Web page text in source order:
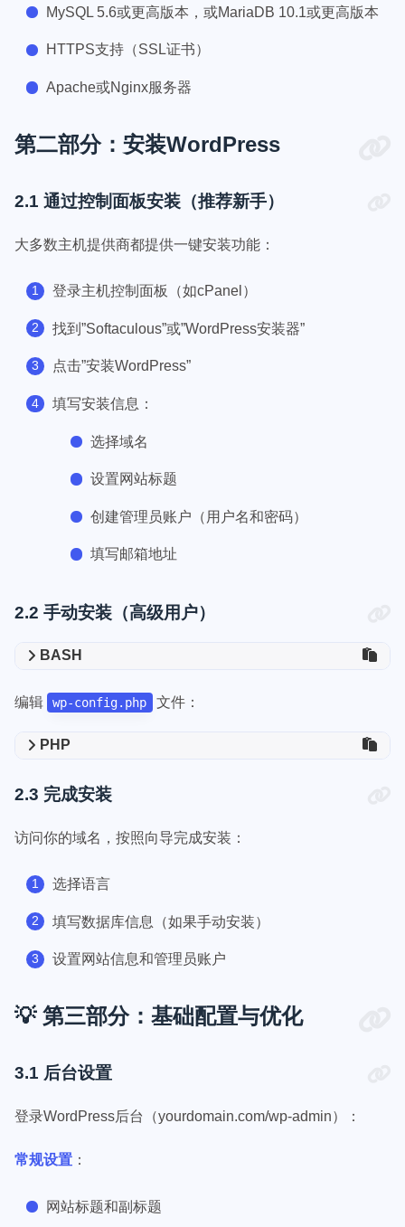
MySQL 5.6或更高版本，或MariaDB 10.1或更高版本
HTTPS支持（SSL证书）
Apache或Nginx服务器
第二部分：安装WordPress
2.1 通过控制面板安装（推荐新手）
大多数主机提供商都提供一键安装功能：
登录主机控制面板（如cPanel）
找到”Softaculous”或”WordPress安装器”
点击”安装WordPress”
填写安装信息：
选择域名
设置网站标题
创建管理员账户（用户名和密码）
填写邮箱地址
2.2 手动安装（高级用户）
BASH
编辑 wp-config.php 文件：
PHP
2.3 完成安装
访问你的域名，按照向导完成安装：
选择语言
填写数据库信息（如果手动安装）
设置网站信息和管理员账户
💡 第三部分：基础配置与优化
3.1 后台设置
登录WordPress后台（yourdomain.com/wp-admin）：
常规设置 ：
网站标题和副标题